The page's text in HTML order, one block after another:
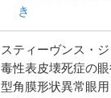
き
スティーヴンス・
毒性表皮壊死症の
型角膜形状異常眼